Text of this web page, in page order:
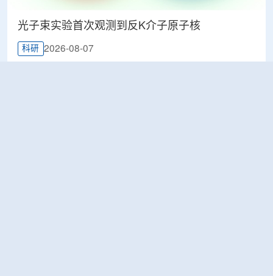
光子束实验首次观测到反K介子原子核
科研 2026-08-07